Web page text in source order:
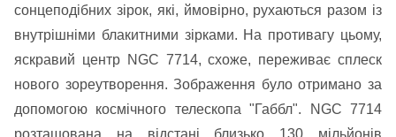
сонцеподібних зірок, які, ймовірно, рухаються разом із
внутрішніми блакитними зірками. На противагу цьому,
яскравий центр NGC 7714, схоже, переживає сплеск
нового зореутворення. Зображення було отримано за
допомогою космічного телескопа "Габбл". NGC 7714
розташована на відстані близько 130 мільйонів